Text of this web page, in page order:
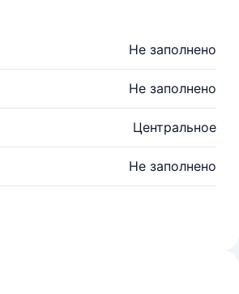
Не заполнено
Не заполнено
Центральное
Не заполнено